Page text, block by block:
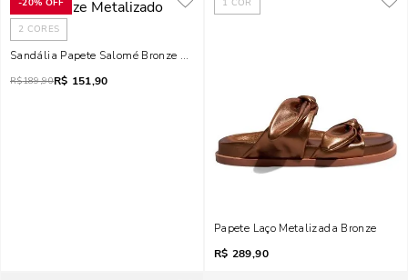
-20% OFF
2 CORES
Sandália Papete Salomé Bronze Metalizado
R$189,90R$ 151,90
1 COR
Papete Laço Metalizada Bronze
R$ 289,90